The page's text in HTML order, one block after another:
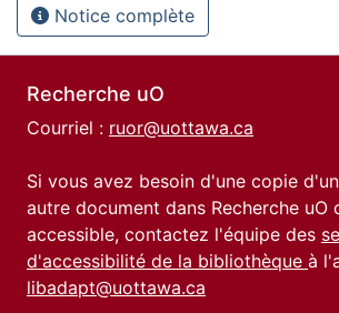
Notice complète
Recherche uO
Courriel : ruor@uottawa.ca
Si vous avez besoin d'une copie
autre document dans Recherche uO
accessible, contactez l'équipe des
d'accessibilité de la bibliothèque à
libadapt@uottawa.ca